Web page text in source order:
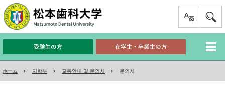
ホーム 치학부 교통안내 및 문의처 문의처